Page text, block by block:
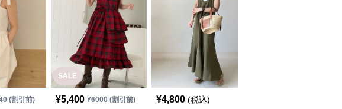
(割引前)
SALE
¥5,400 ¥6000(割引前) ¥4,800 (税込)